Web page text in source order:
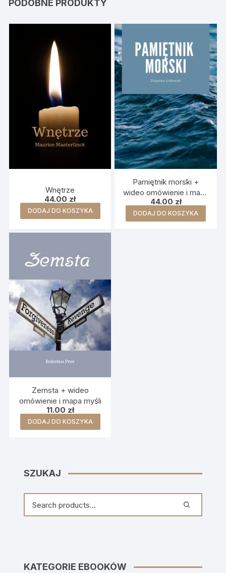
PODOBNE PRODUKTY
Wnętrze
44.00 zł
DODAJ DO KOSZYKA
Pamiętnik morski +
wideo omówienie i mapa
myśli
44.00 zł
DODAJ DO KOSZYKA
Zemsta + wideo
omówienie i mapa myśli
11.00 zł
DODAJ DO KOSZYKA
SZUKAJ
KATEGORIE EBOOKÓW